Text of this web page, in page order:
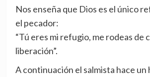
Nos enseña que Dios es el único
el pecador:
“Tú eres mi refugio, me rodeas de
liberación”.
A continuación el salmista hace un